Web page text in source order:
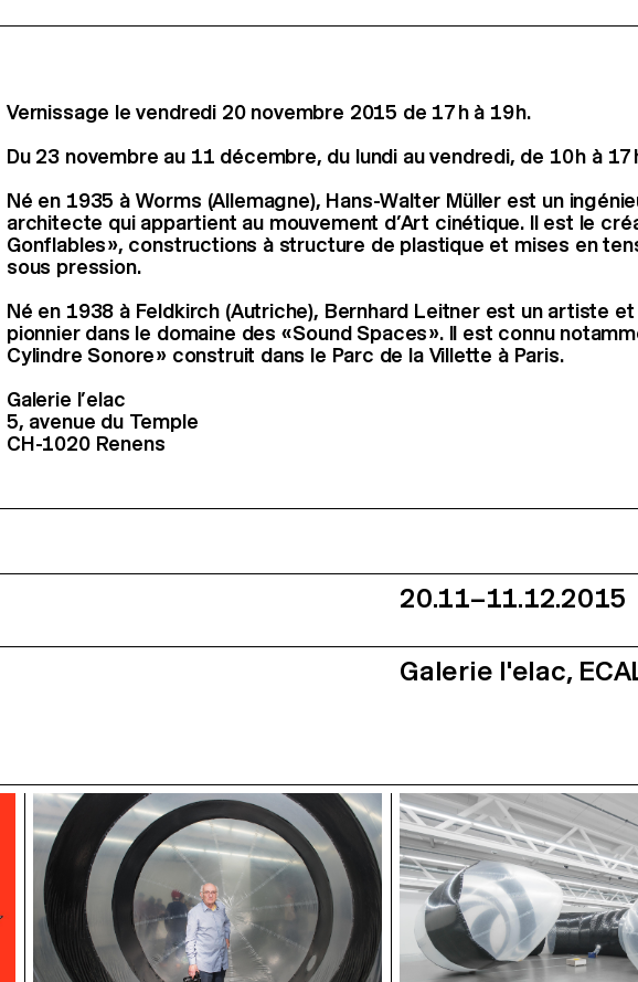
Vernissage le vendredi 20 novembre 2015 de 17 h à 19 h.
Du 23 novembre au 11 décembre, du lundi au vendredi, de 10 h à 17
Né en 1935 à Worms (Allemagne), Hans-Walter Müller est un
architecte qui appartient au mouvement d’Art cinétique. Il est le
Gonflables », constructions à structure de plastique et mises en
sous pression.
Né en 1938 à Feldkirch (Autriche), Bernhard Leitner est un artiste
pionnier dans le domaine des « Sound Spaces ». Il est connu
Cylindre Sonore » construit dans le Parc de la Villette à Paris.
Galerie l’elac
5, avenue du Temple
CH-1020 Renens
20.11–11.12.2015
Galerie l'elac,